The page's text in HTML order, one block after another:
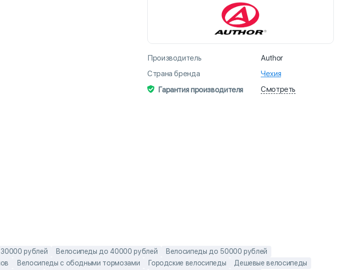
Производитель
Author
Страна бренда
Чехия
Гарантия производителя
Смотреть
рублей Велосипеды до 40000 рублей
Велосипеды до 50000 рублей
Велосипеды с ободными тормозами Городские велосипеды
Дешевые велосипеды